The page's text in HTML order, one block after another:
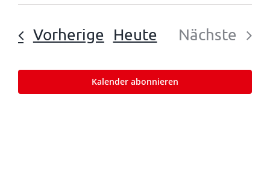
Datum
wählen.
VorherigeVeranstaltungen
Heute
Nächste
Kalender abonnieren